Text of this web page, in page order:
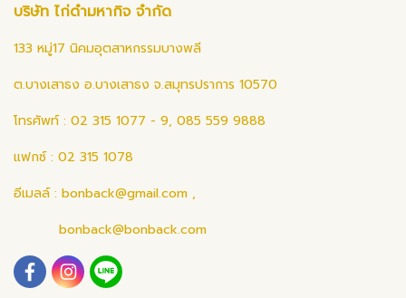
บริษัท ไก่ดำมหากิจ จำกัด
133 หมู่17 นิคมอุตสาหกรรมบางพลี
ต.บางเสาธง อ.บางเสาธง จ.สมุทรปราการ 10570
โทรศัพท์ : 02 315 1077 - 9, 085 559 9888
แฟกซ์ : 02 315 1078
อีเมลล์ : bonback@gmail.com ,
bonback@bonback.com